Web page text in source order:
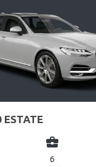
ESTATE
business_center
6